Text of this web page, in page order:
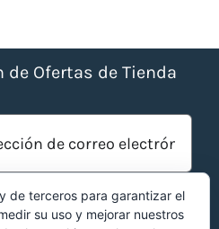
Ofertas de Tienda
de terceros para garantizar el
su uso y mejorar nuestros